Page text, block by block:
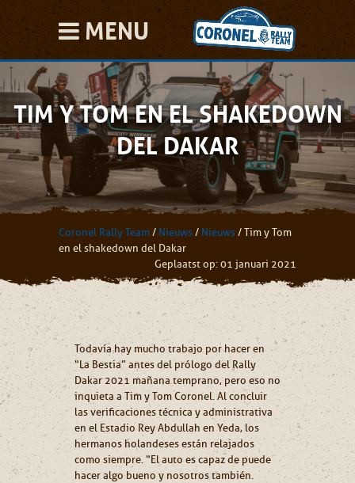
MENU
TIM Y TOM EN EL SHAKEDOWN
DEL DAKAR
Coronel Rally Team / Nieuws / Nieuws /Tim y Tom
en el shakedown del Dakar
Geplaatst op: 01 januari 2021
Todavía hay mucho trabajo por hacer en
“La Bestia” antes del prólogo del Rally
Dakar 2021 mañana temprano, pero eso no
inquieta a Tim y Tom Coronel. Al concluir
las verificaciones técnica y administrativa
en el Estadio Rey Abdullah en Yeda, los
hermanos holandeses están relajados
como siempre. “El auto es capaz de puede
hacer algo bueno y nosotros también.